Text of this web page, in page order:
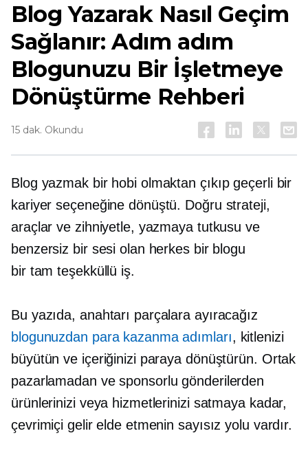
Blog Yazarak Nasıl Geçim
Sağlanır: Adım adım
Blogunuzu Bir İşletmeye
Dönüştürme Rehberi
15 dak. Okundu
Blog yazmak bir hobi olmaktan çıkıp geçerli bir
kariyer seçeneğine dönüştü. Doğru strateji,
araçlar ve zihniyetle, yazmaya tutkusu ve
benzersiz bir sesi olan herkes bir blogu
bir tam teşekküllü iş.
Bu yazıda, anahtarı parçalara ayıracağız
blogunuzdan para kazanma adımları, kitlenizi
büyütün ve içeriğinizi paraya dönüştürün. Ortak
pazarlamadan ve sponsorlu gönderilerden
ürünlerinizi veya hizmetlerinizi satmaya kadar,
çevrimiçi gelir elde etmenin sayısız yolu vardır.